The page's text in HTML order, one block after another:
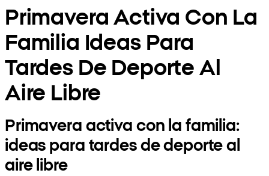
Primavera Activa Con La
Familia Ideas Para
Tardes De Deporte Al
Aire Libre
Primavera activa con la familia:
ideas para tardes de deporte al
aire libre